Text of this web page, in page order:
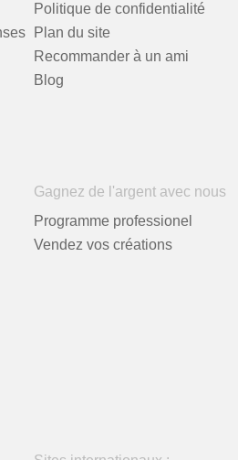
Politique de confidentialité
Plan du site
Recommander à un ami
Blog
Gagnez de l'argent avec nous
Programme professionel
Vendez vos créations